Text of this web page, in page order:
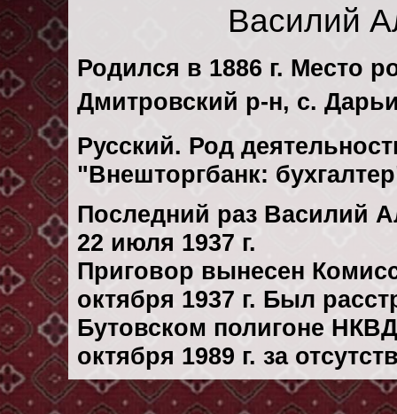
Василий
Родился в 1886 г. Место
Дмитровский р-н, с.
Русский. Род
"Внешторгбанк:
Последний раз Василий
22 июля 1937 г.
Приговор вынесен
октября 1937 г. Был
Бутовском полигоне
октября 1989 г. за